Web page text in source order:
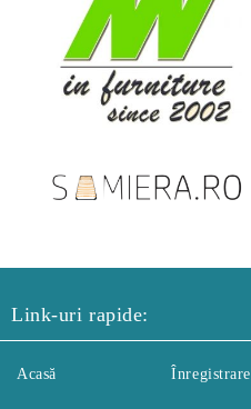
Link-uri rapide:
Acasă Înregistrare